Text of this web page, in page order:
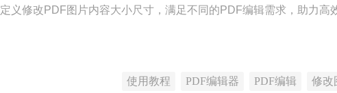
义修改PDF图片内容大小尺寸，满足不同的PDF编辑需求，助力高
使用教程 PDF编辑器 PDF编辑 修改